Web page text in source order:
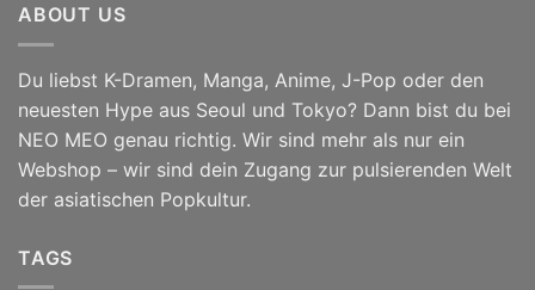
ABOUT US
Du liebst K-Dramen, Manga, Anime, J-Pop oder den
neuesten Hype aus Seoul und Tokyo? Dann bist du bei
NEO MEO genau richtig. Wir sind mehr als nur ein
Webshop – wir sind dein Zugang zur pulsierenden Welt
der asiatischen Popkultur.
TAGS